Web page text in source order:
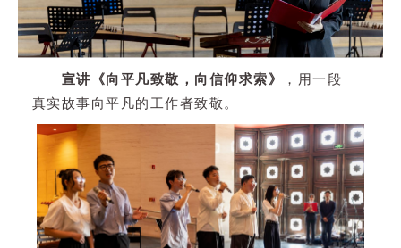
宣讲《向平凡致敬，向信仰求索》
，用一段
真实故事向平凡的工作者致敬。